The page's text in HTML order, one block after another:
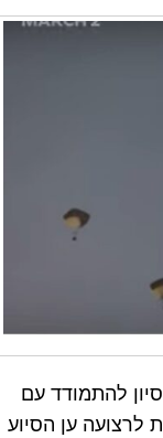
להתמודד עם
ען הסיוע